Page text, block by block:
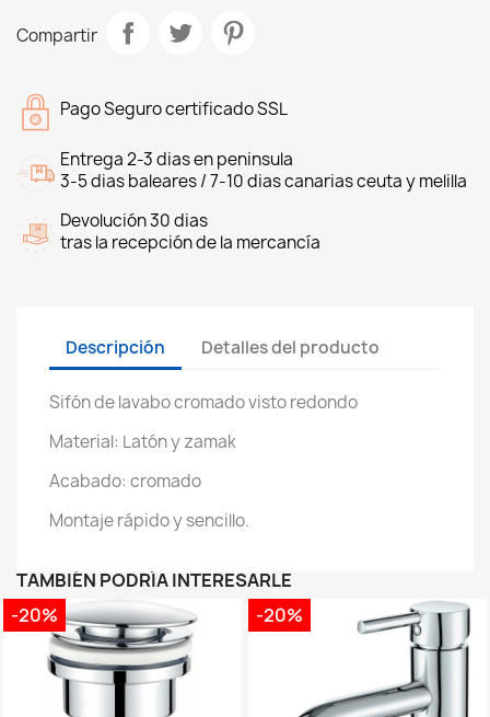
Compartir
Pago Seguro certificado SSL
Entrega 2-3 dias en peninsula
3-5 dias baleares / 7-10 dias canarias ceuta y melilla
Devolución 30 dias
tras la recepción de la mercancía
Descripción Detalles del producto
Sifón de lavabo cromado visto redondo
Material: Latón y zamak
Acabado: cromado
Montaje rápido y sencillo.
TAMBIÉN PODRÍA INTERESARLE
-20% -20%